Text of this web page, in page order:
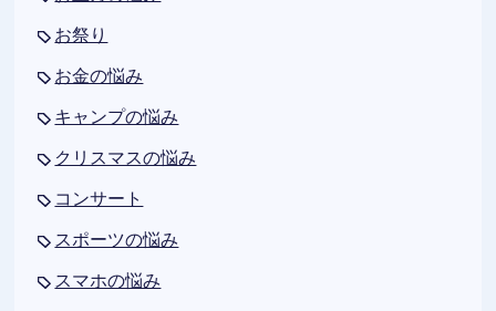
お祭り
お金の悩み
キャンプの悩み
クリスマスの悩み
コンサート
スポーツの悩み
スマホの悩み